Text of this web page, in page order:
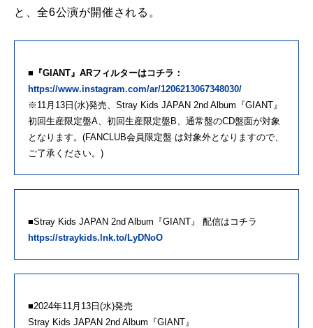
と、全6公演が開催される。
■『GIANT』ARフィルターはコチラ：
https://www.instagram.com/ar/1206213067348030/
※11月13日(水)発売、Stray Kids JAPAN 2nd Album『GIANT』
初回生産限定盤A、初回生産限定盤B、通常盤のCD盤面が対象
となります。(FANCLUB会員限定盤 は対象外となりますので、
ご了承ください。)
■Stray Kids JAPAN 2nd Album『GIANT』 配信はコチラ
https://straykids.lnk.to/LyDNoO
■2024年11月13日(水)発売
Stray Kids JAPAN 2nd Album『GIANT』